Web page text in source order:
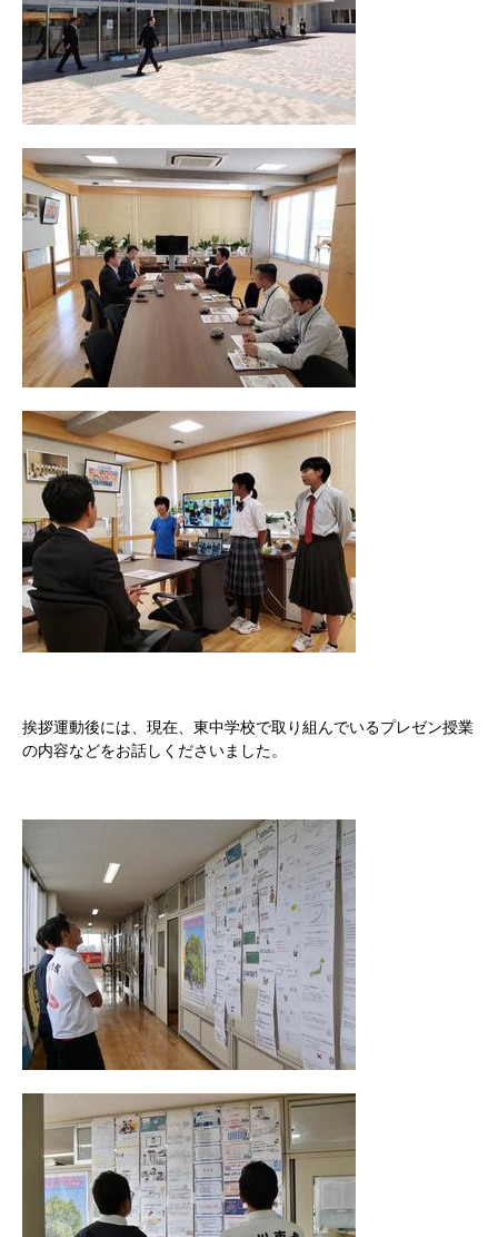
挨拶運動後には、現在、東中学校で取り組んでいるプレゼン授業
の内容などをお話しくださいました。